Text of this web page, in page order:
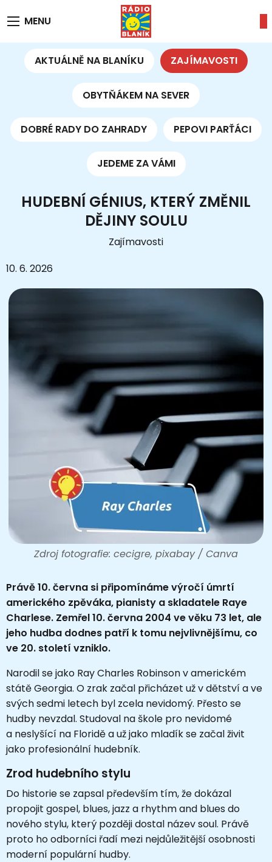
MENU
AKTUÁLNĚ NA BLANÍKU ZAJÍMAVOSTI
OBYTŇÁKEM NA SEVER
DOBRÉ RADY DO ZAHRADY PEPOVI PARŤÁCI
JEDEME ZA VÁMI
HUDEBNÍ GÉNIUS, KTERÝ ZMĚNIL
DĚJINY SOULU
Zajímavosti
10. 6. 2026
Zdroj fotografie: cecigre, pixabay / Canva
Právě 10. června si připomínáme výročí úmrtí
amerického zpěváka, pianisty a skladatele Raye
Charlese. Zemřel 10. června 2004 ve věku 73 let, ale
jeho hudba dodnes patří k tomu nejvlivnějšímu, co
ve 20. století vzniklo.
Narodil se jako Ray Charles Robinson v americkém
státě Georgia. O zrak začal přicházet už v dětství a ve
svých sedmi letech byl zcela nevidomý. Přesto se
hudby nevzdal. Studoval na škole pro nevidomé
a neslyšící na Floridě a už jako mladík se začal živit
jako profesionální hudebník.
Zrod hudebního stylu
Do historie se zapsal především tím, že dokázal
propojit gospel, blues, jazz a rhythm and blues do
nového stylu, který později dostal název soul. Právě
proto ho odborníci řadí mezi nejdůležitější osobnosti
moderní populární hudby.